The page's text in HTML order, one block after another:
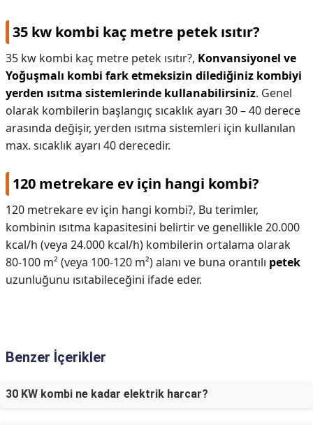
35 kw kombi kaç metre petek ısıtır?
35 kw kombi kaç metre petek ısıtır?, Konvansiyonel ve
Yoğuşmalı kombi fark etmeksizin dilediğiniz kombiyi
yerden ısıtma sistemlerinde kullanabilirsiniz. Genel
olarak kombilerin başlangıç sıcaklık ayarı 30 – 40 derece
arasında değişir, yerden ısıtma sistemleri için kullanılan
max. sıcaklık ayarı 40 derecedir.
120 metrekare ev için hangi kombi?
120 metrekare ev için hangi kombi?, Bu terimler,
kombinin ısıtma kapasitesini belirtir ve genellikle 20.000
kcal/h (veya 24.000 kcal/h) kombilerin ortalama olarak
80-100 m² (veya 100-120 m²) alanı ve buna orantılı petek
uzunluğunu ısıtabileceğini ifade eder.
Benzer İçerikler
30 KW kombi ne kadar elektrik harcar?